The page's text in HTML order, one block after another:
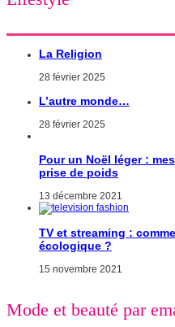
La Religion
28 février 2025
L’autre monde…
28 février 2025
Pour un Noël léger :
prise de poids
13 décembre 2021
TV et streaming :
écologique ?
15 novembre 2021
Mode et beauté par